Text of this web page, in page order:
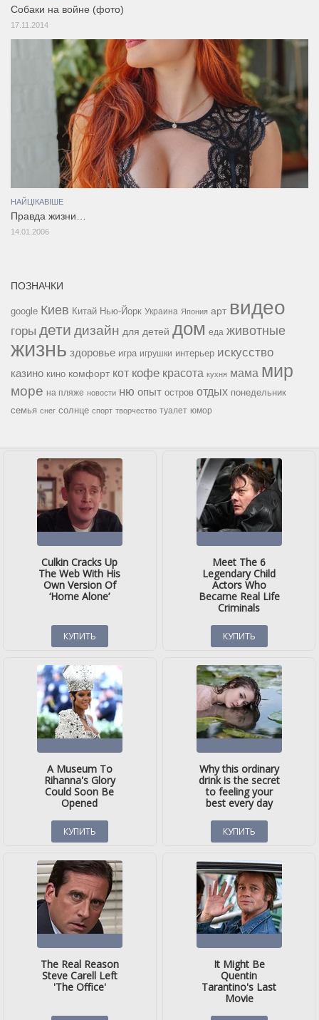
Собаки на войне (фото)
17.11.2014
НАЙЦІКАВІШЕ
Правда жизни…
14.01.2006
ПОЗНАЧКИ
google Киев Китай Нью-Йорк Украина Япония арт видео
горы дети дизайн для детей дом еда животные
жизнь здоровье игра игрушки интерьер искусство
казино кино комфорт кот кофе красота кухня мама мир
море на пляже новости ню опыт остров отдых понедельник
семья снег солнце спорт творчество туалет юмор